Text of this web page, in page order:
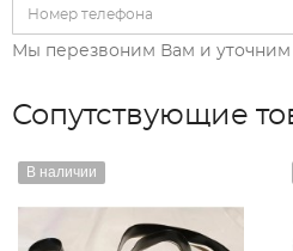
Мы перезвоним Вам и уточним
Сопутствующие
В наличии